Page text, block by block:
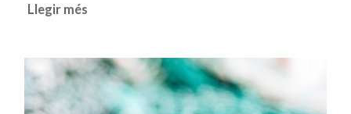
Llegir més